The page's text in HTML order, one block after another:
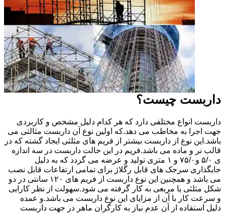
داربست چیست؟
داربست انواع مختلفی دارد که هر کدام دلیل مشخص و کاربردی
جهت اجرا به مخاطب می دهد.که اولین نوع آن داربست مثالثی می
باشد.این نوع از داربست بیشتر از فریم های مثلثی ایجاد گشته که در
قالب نر و ماده می باشد.فریم در این حالت داربست در سه اندازه
ی ۵/۰ و۷۵/۰ و ۱ متری تولید و عرضه می گردد که به دلیل
جایگذاری سرجک های قابل رگلاژ برای تمامی ارتفاعات قابل نصب
می باشد و همچنین این نوع داربست از فریم های ۱۲۰ سانتی در دو
شکل مثلثی یا مربعی به کار گرفته می شود.سهولت از نظر کارایی
و سرعت کار با آن از مزایای این نوع داربست می باشد.و عمده
دلیل استفاده از آن عدم نیاز به کارگران ماهر در جهت داربست